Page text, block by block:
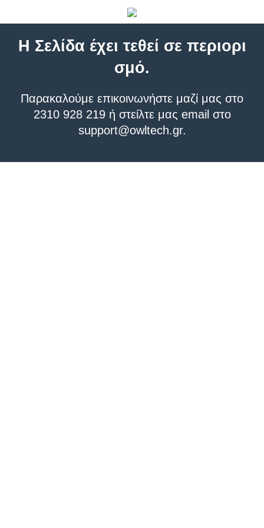
Η Σελίδα έχει τεθεί σε περιορι
σμό.
Παρακαλούμε επικοινωνήστε μαζί μας στο
2310 928 219 ή στείλτε μας email στο
support@owltech.gr.